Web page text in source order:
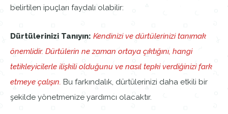
belirtilen ipuçları faydalı olabilir:
Dürtülerinizi Tanıyın: Kendinizi ve dürtülerinizi tanımak
önemlidir. Dürtülerin ne zaman ortaya çıktığını, hangi
tetikleyicilerle ilişkili olduğunu ve nasıl tepki verdiğinizi fark
etmeye çalışın. Bu farkındalık, dürtülerinizi daha etkili bir
şekilde yönetmenize yardımcı olacaktır.